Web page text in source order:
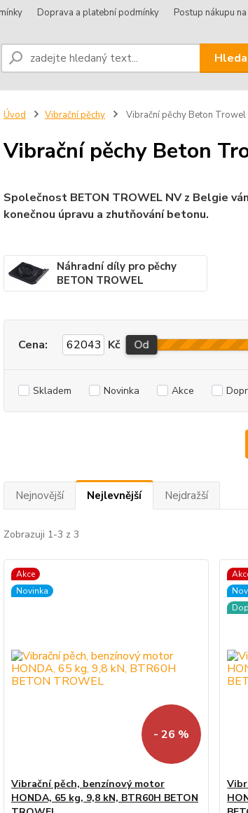
Doprava a platební podmínky Postup nákupu
Úvod Vibrační pěchy Vibrační pěchy Beton Trowel
Vibrační pěchy Beton
Společnost BETON TROWEL NV z Belgie
konečnou úpravu a zhutňování betonu.
Náhradní díly pro pěchy
BETON TROWEL
Cena: Kč Od
Skladem Novinka Akce
Nejnovější Nejlevnější Nejdražší
Zobrazuji 1-3 z 3
Akce
Novinka
- 26 %
Vibrační pěch, benzínový motor
HONDA, 65 kg, 9,8 kN, BTR60H BETON